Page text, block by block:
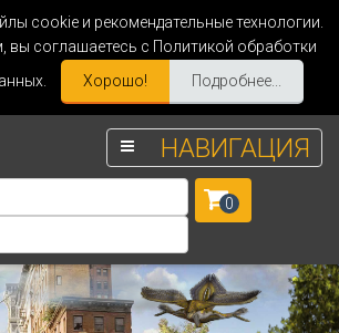
cookie и рекомендательные технологии.
вы соглашаетесь с Политикой обработки
Хорошо! Подробнее...
НАВИГАЦИЯ
0